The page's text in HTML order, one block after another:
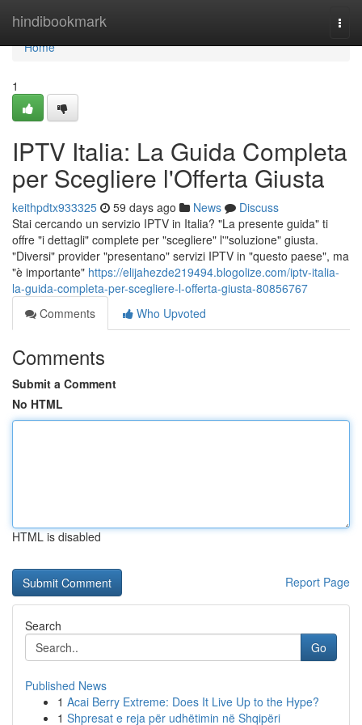
hindibookmark
Home
Home
1
IPTV Italia: La Guida Completa
per Scegliere l'Offerta Giusta
keithpdtx933325 59 days ago News
Discuss
Stai cercando un servizio IPTV in Italia? "La presente guida" ti
offre "i dettagli" complete per "scegliere" l'"soluzione" giusta.
"Diversi" provider "presentano" servizi IPTV in "questo paese", ma
"è importante" https://elijahezde219494.blogolize.com/iptv-italia-
la-guida-completa-per-scegliere-l-offerta-giusta-80856767
Comments
Who Upvoted
Comments
Submit a Comment
No HTML
HTML is disabled
Report Page
Search
Go
Published News
1 Acai Berry Extreme: Does It Live Up to the Hype?
1 Shpresat e reja për udhëtimin në Shqipëri